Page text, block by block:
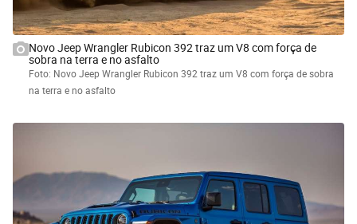
Novo Jeep Wrangler Rubicon 392 traz um V8 com força de
sobra na terra e no asfalto
Foto: Novo Jeep Wrangler Rubicon 392 traz um V8 com força de sobra
na terra e no asfalto